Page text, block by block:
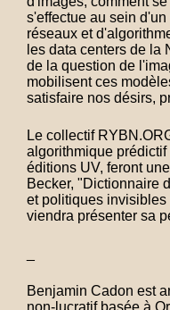
s'effectue au sein
réseaux et
les data centers de la
de la question de
mobilisent ces
satisfaire nos désirs,
Le collectif
algorithmique
éditions UV, feront
Becker, "Dictionnaire
et politiques
viendra présenter sa
Benjamin Cadon est
non-lucratif basée à